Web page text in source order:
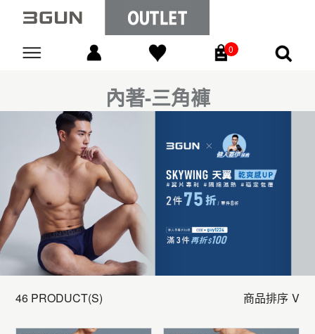
0
內著-三角褲
46 PRODUCT(S) 商品排序